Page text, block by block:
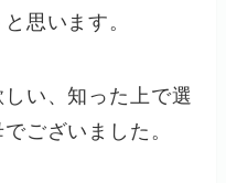
思います。
い、知った上で選
ございました。